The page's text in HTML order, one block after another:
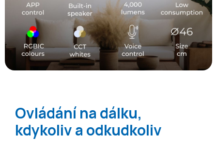
Ovládání na dálku,
kdykoliv a odkudkoliv